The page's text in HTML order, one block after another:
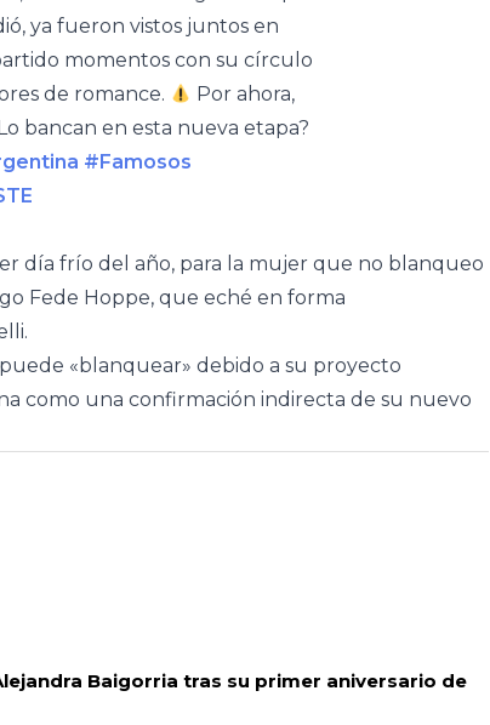
ya fueron vistos juntos en
momentos con su círculo
de romance.
Por ahora,
bancan en esta nueva etapa?
#Famosos
día frío del año, para la mujer que no blanqueo
Fede Hoppe, que eché en forma
«blanquear» debido a su proyecto
como una confirmación indirecta de su nuevo
Baigorria tras su primer aniversario de